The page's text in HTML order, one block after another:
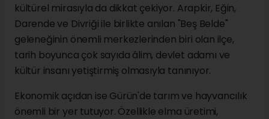
kültürel mirasıyla da dikkat çekiyor. Arapkir, Eğin,
Darende ve Divriği ile birlikte anılan "Beş Belde"
geleneğinin önemli merkezlerinden biri olan ilçe,
tarih boyunca çok sayıda âlim, devlet adamı ve
kültür insanı yetiştirmiş olmasıyla tanınıyor.
Ekonomik açıdan ise Gürün'de tarım ve hayvancılık
önemli bir yer tutuyor. Özellikle elma üretimi,